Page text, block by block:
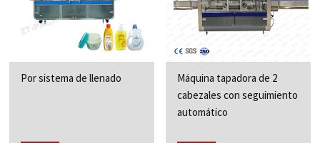
Por sistema de llenado
Máquina tapadora de 2
cabezales con seguimiento
automático